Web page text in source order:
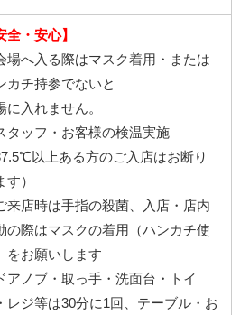
全・安心】
場へ入る際はマスク着用・または
カチ持参でないと
に入れません。
タッフ・お客様の検温実施
以上ある方のご入店はお断り
す）
来店時は手指の殺菌、入店・店内
の際はマスクの着用（ハンカチ使
をお願いします
アノブ・取っ手・洗面台・トイ
レジ等は30分に1回、テーブル・お